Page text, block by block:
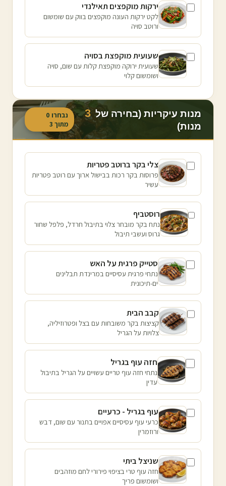
ירקות מוקפצים תאילנדי
לקט ירקות העונה מוקפצים בווק עם שומשום
ורוטב סויה
שעועית מוקפצת בסויה
שעועית ירוקה מוקפצת קלות עם שום, סויה
ושומשום קלוי
מנות עיקריות (בחירה של 3
מנות)
נבחרו 0
מתוך 3
צלי בקר ברוטב פטריות
פרוסות בקר רכות בבישול ארוך עם רוטב פטריות
עשיר
רוסטביף
נתח בקר מובחר צלוי בתיבול חרדל, פלפל שחור
גרוס ועשבי תיבול
סטייק פרגית על האש
נתחי פרגית עסיסיים במרינדת תבלינים
ים-תיכונית
קבב הבית
קציצות בקר משובחות עם בצל ופטרוזיליה,
צלויות על הגריל
חזה עוף בגריל
נתחי חזה עוף טריים עשויים על הגריל בתיבול
עדין
עוף בגריל - כרעיים
כרעי עוף עסיסיים אפויים בתנור עם שום, דבש
ורוזמרין
שניצל ביתי
חזה עוף טרי בציפוי פירורי לחם מוזהבים
ושומשום פריך